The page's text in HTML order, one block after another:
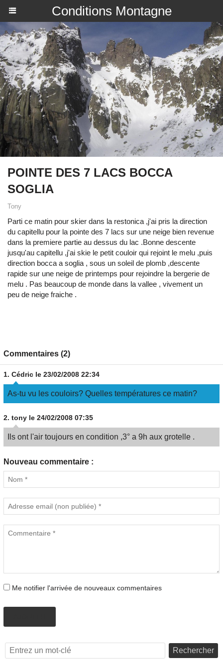
Conditions Montagne
POINTE DES 7 LACS BOCCA
SOGLIA
Tony
Parti ce matin pour skier dans la restonica ,j'ai pris la direction
du capitellu pour la pointe des 7 lacs sur une neige bien revenue
dans la premiere partie au dessus du lac .Bonne descente
jusqu'au capitellu ,j'ai skie le petit couloir qui rejoint le melu ,puis
direction bocca a soglia , sous un soleil de plomb ,descente
rapide sur une neige de printemps pour rejoindre la bergerie de
melu . Pas beaucoup de monde dans la vallee , vivement un
peu de neige fraiche .
Commentaires (2)
1. Cédric le 23/02/2008 22:34
As-tu vu les couloirs? Quelles températures ce matin?
2. tony le 24/02/2008 07:35
Ils ont l'air toujours en condition ,3° a 9h aux grotelle .
Nouveau commentaire :
Me notifier l'arrivée de nouveaux commentaires
Rechercher